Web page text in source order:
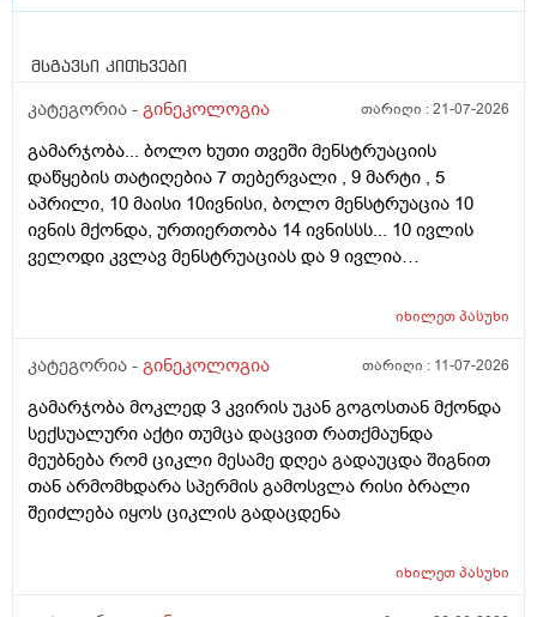
მსგავსი კითხვები
კატეგორია - გინეკოლოგია თარიღი :21-07-2026
გამარჯობა... ბოლო ხუთი თვეში მენსტრუაციის
დაწყების თატიღებია 7 თებერვალი , 9 მარტი , 5
აპრილი, 10 მაისი 10ივნისი, ბოლო მენსტრუაცია 10
ივნის მქონდა, ურთიერთობა 14 ივნისსს... 10 ივლის
ველოდი კვლავ მენსტრუაციას და 9 ივლია
მენსტრუაცია 10 დღეა გადამიცდს,,, ორსულობას არ
თვე გავიდა... 9 ივლის რო დავორსულებოდი როგორ
ტკივილის ხან არა, შარდვის შემდეგ ტკივილი და
შებერილობის შეგრძმება...ჩემით ორციპოლი და
ნოშპაც დავლიეე.... რა უნდა ვქნა
იხილეთპასუხი
კატეგორია - გინეკოლოგია თარიღი : 11-07-2026
გამარჯობა მოკლედ 3 კვირის უკან გოგოსთან მქონდა
სექსუალური აქტი თუმცა დაცვით რათქმაუნდა
მეუბნება რომ ციკლი მესამე დღეა გადაუცდა შიგნით
თან არმომხდარა სპერმის გამოსვლა რისი ბრალი
შეიძლება იყოს ციკლის გადაცდენა
იხილეთპასუხი